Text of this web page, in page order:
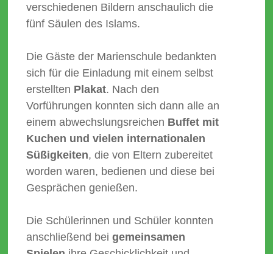
verschiedenen Bildern anschaulich die
fünf Säulen des Islams.
Die Gäste der Marienschule bedankten
sich für die Einladung mit einem selbst
erstellten Plakat. Nach den
Vorführungen konnten sich dann alle an
einem abwechslungsreichen Buffet mit
Kuchen und vielen internationalen
Süßigkeiten, die von Eltern zubereitet
worden waren, bedienen und diese bei
Gesprächen genießen.
Die Schülerinnen und Schüler konnten
anschließend bei gemeinsamen